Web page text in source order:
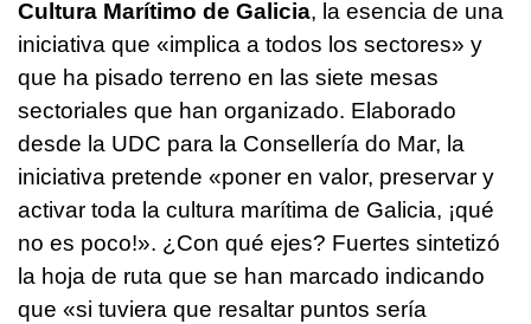
Cultura Marítimo de Galicia, la esencia de una
iniciativa que «implica a todos los sectores» y
que ha pisado terreno en las siete mesas
sectoriales que han organizado. Elaborado
desde la UDC para la Consellería do Mar, la
iniciativa pretende «poner en valor, preservar y
activar toda la cultura marítima de Galicia, ¡qué
no es poco!». ¿Con qué ejes? Fuertes sintetizó
la hoja de ruta que se han marcado indicando
que «si tuviera que resaltar puntos sería